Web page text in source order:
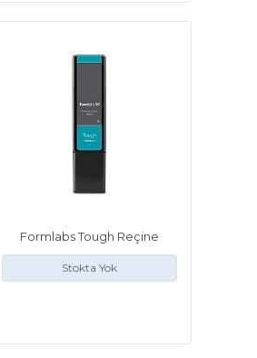
Formlabs Tough Reçine
Stokta Yok